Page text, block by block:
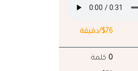
$76/دقيقة
0 كلمة